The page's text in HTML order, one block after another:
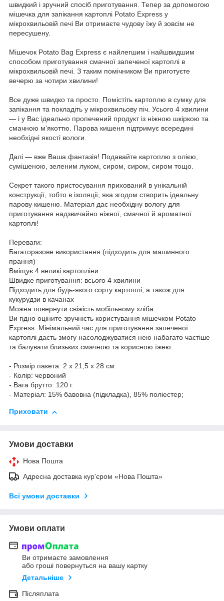
швидкий і зручний спосіб приготування. Тепер за допомогою
мішечка для запікання картоплі Potato Express у
мікрохвильовій печі Ви отримаєте чудову їжу й зовсім не
пересушену.
Мішечок Potato Bag Express є найлегшим і найшвидшим
способом приготування смачної запеченої картоплі в
мікрохвильовій печі. З таким помічником Ви приготуєте
вечерю за чотири хвилини!
Все дуже швидко та просто. Помістіть картоплю в сумку для
запікання та покладіть у мікрохвильову піч. Усього 4 хвилини
— і у Вас ідеально пропечений продукт із ніжною шкіркою та
смачною м'якоттю. Парова кишеня підтримує всередині
необхідні якості вологи.
Далі — вже Ваша фантазія! Подавайте картоплю з олією,
сумішеною, зеленим луком, сиром, сиром, сиром тощо.
Секрет такого пристосування прихований в унікальній
конструкції, тобто в ізоляції, яка згодом створить ідеальну
парову кишеню. Матеріал дає необхідну вологу для
приготування надзвичайно ніжної, смачної й ароматної
картоплі!
Переваги:
Багаторазове використання (підходить для машинного
прання)
Вміщує 4 великі картопліни
Швидке приготування: всього 4 хвилини
Підходить для будь-якого сорту картоплі, а також для
кукурудзи в качанах
Можна повернути свіжість мобільному хліба.
Ви гідно оціните зручність користування мішечком Potato
Express. Мінімальний час для приготування запеченої
картоплі дасть змогу насолоджуватися нею набагато частіше
та балувати близьких смачною та корисною їжею.
- Розмір пакета: 2 х 21,5 х 28 см.
- Колір: червоний
- Вага брутто: 120 г.
- Матеріал: 15% бавовна (підкладка), 85% поліестер;
Приховати
Умови доставки
Нова Пошта
Адресна доставка кур'єром «Нова Пошта»
Всі умови доставки
Умови оплати
Ви отримаєте замовлення
або гроші повернуться на вашу картку
Детальніше
Післяплата